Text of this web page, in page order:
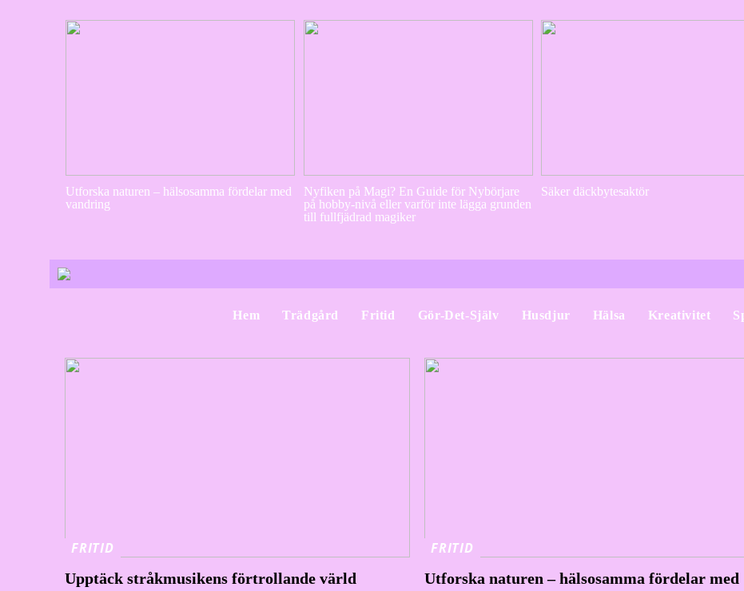
Utforska naturen – hälsosamma fördelar med
vandring
Nyfiken på Magi? En Guide för Nybörjare
på hobby-nivå eller varför inte lägga grunden
till fullfjädrad magiker
Säker däckbytesaktör
Hem Trädgård Fritid Gör-Det-Själv Husdjur Hälsa Kreativitet
FRITID
Upptäck stråkmusikens förtrollande värld
FRITID
Utforska naturen – hälsosamma fördelar med